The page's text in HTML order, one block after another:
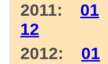
2011: 01
12
2012: 01